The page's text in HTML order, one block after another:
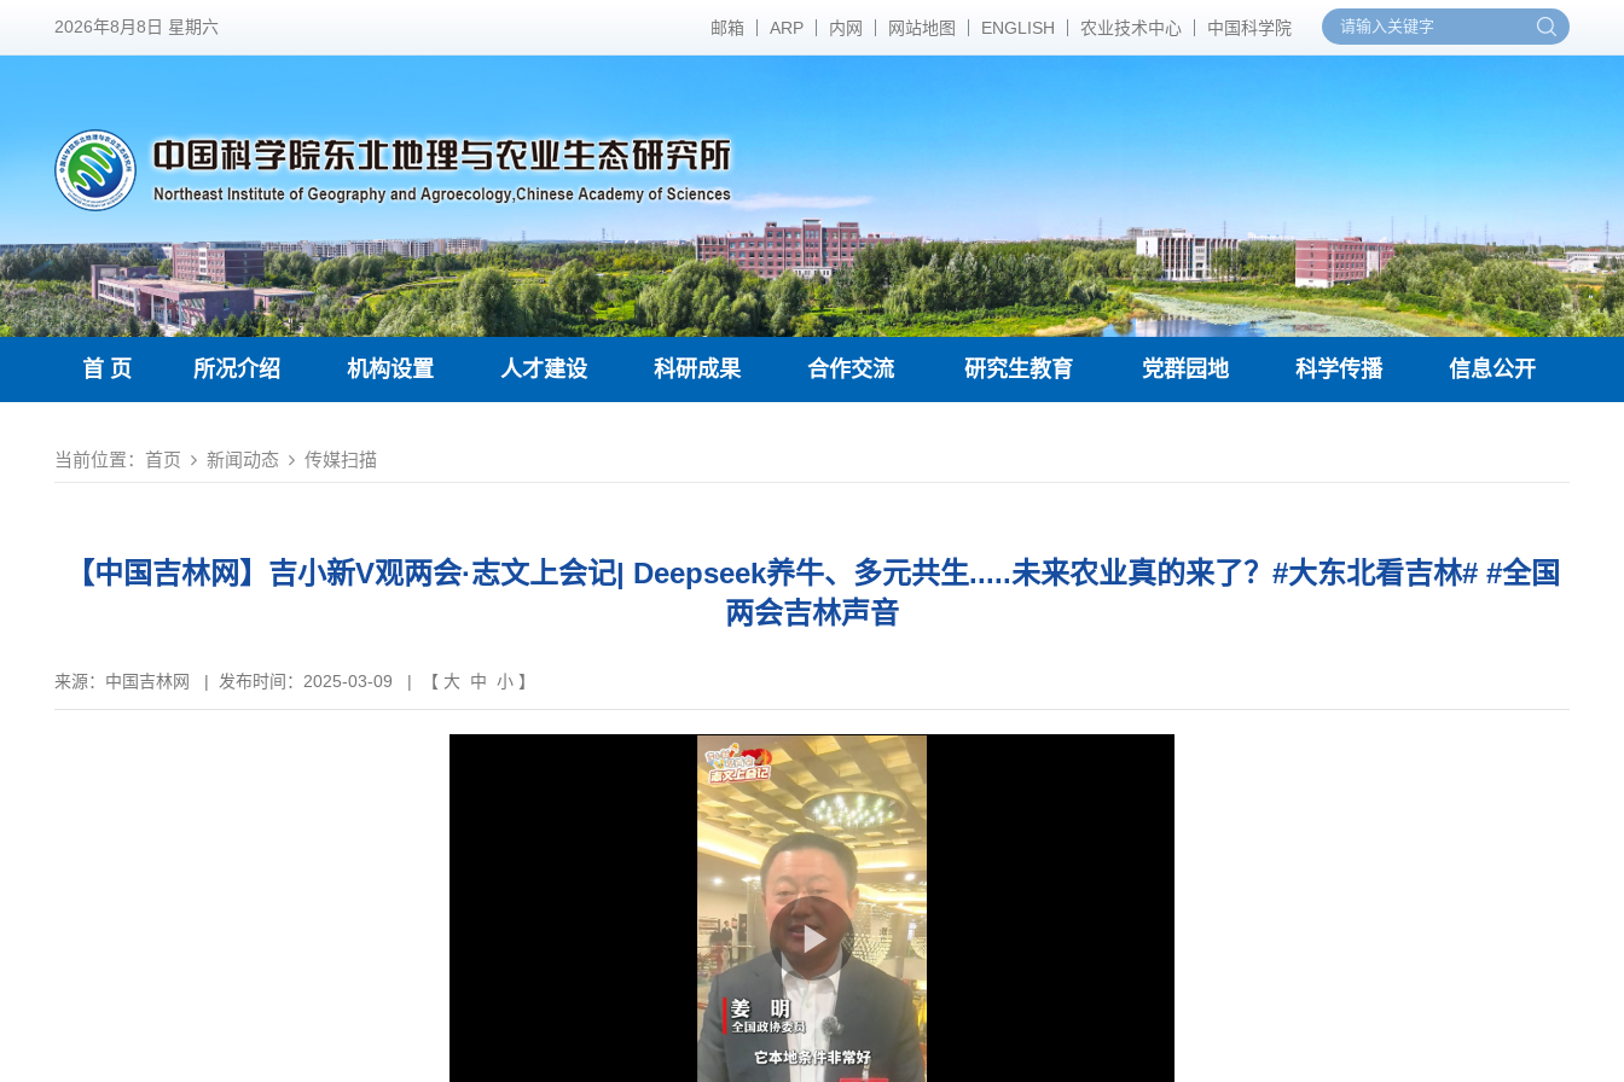
2026年8月8日 星期六 邮箱 ARP 内网 网站地图 ENGLISH 农业技术中心 中国科学院
首 页 所况介绍 机构设置 人才建设 科研成果 合作交流 研究生教育 党群园地 科学传播 信息公开
当前位置： 首页 新闻动态 传媒扫描
【中国吉林网】吉小新V观两会·志文上会记| Deepseek养牛、多元共生.....未来农业真的来了？#大东北看吉林# #全国
两会吉林声音
来源： 中国吉林网 | 发布时间：2025-03-09 | 【 大 中 小 】